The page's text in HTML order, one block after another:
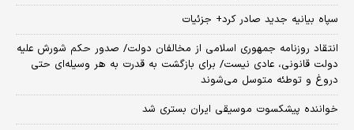
سپاه بیانیه جدید صادر کرد+ جزئیات
انتقاد روزنامه جمهوری اسلامی از مخالفان دولت/ صدور حکم شورش علیه
دولت قانونی، عادی نیست/ برای بازگشت به قدرت به هر وسیله‌ای حتی
دروغ و توطئه متوسل می‌شوند
خواننده پیشکسوت موسیقی ایران بستری شد